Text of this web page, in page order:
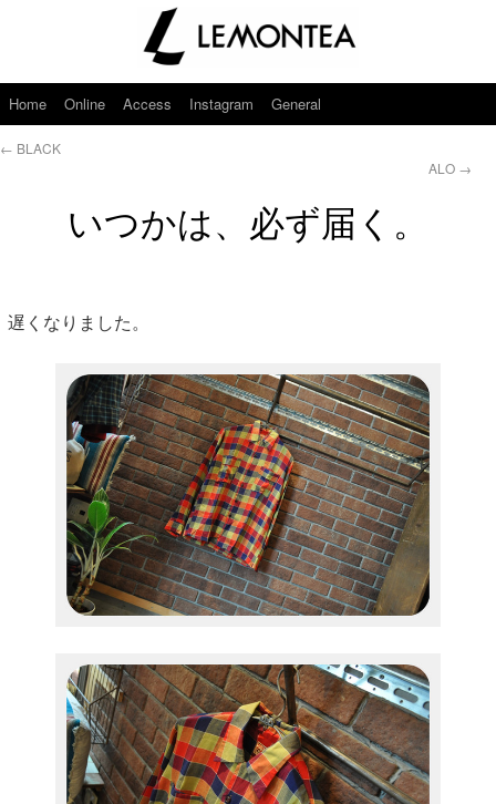
Home Online Access Instagram General
← BLACK
ALO →
いつかは、必ず届く。
遅くなりました。